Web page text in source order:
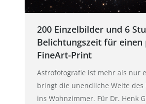
200 Einzelbilder und 6
Belichtungszeit für einen
FineArt-Print
Astrofotografie ist mehr als nur
bringt die unendliche Weite
ins Wohnzimmer. Für Dr. Henk